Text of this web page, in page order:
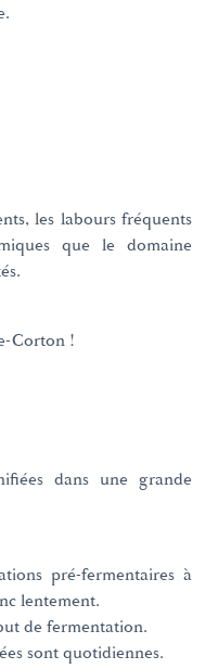
les labours fréquents
que le domaine
Corton !
dans une grande
pré-fermentaires à
lentement.
de fermentation.
sont quotidiennes.